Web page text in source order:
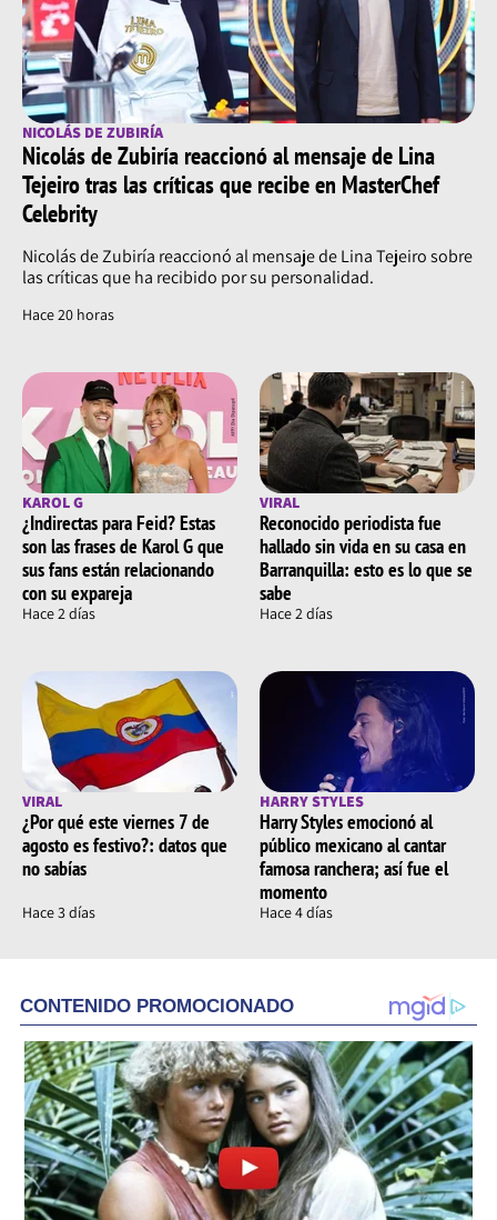
NICOLÁS DE ZUBIRÍA
Nicolás de Zubiría reaccionó al mensaje de Lina
Tejeiro tras las críticas que recibe en MasterChef
Celebrity
Nicolás de Zubiría reaccionó al mensaje de Lina Tejeiro sobre
las críticas que ha recibido por su personalidad.
Hace 20 horas
KAROL G
¿Indirectas para Feid? Estas
son las frases de Karol G que
sus fans están relacionando
con su expareja
Hace 2 días
VIRAL
Reconocido periodista fue
hallado sin vida en su casa en
Barranquilla: esto es lo que se
sabe
Hace 2 días
VIRAL
¿Por qué este viernes 7 de
agosto es festivo?: datos que
no sabías
Hace 3 días
HARRY STYLES
Harry Styles emocionó al
público mexicano al cantar
famosa ranchera; así fue el
momento
Hace 4 días